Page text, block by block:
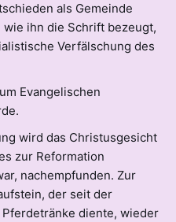
als Gemeinde
ihn die Schrift bezeugt,
Verfälschung des
Evangelischen
wird das Christusgesicht
zur Reformation
nachempfunden. Zur
der seit der
diente, wieder